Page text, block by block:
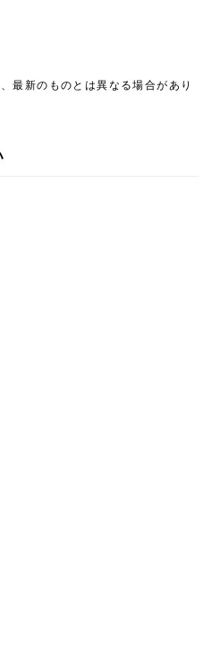
最新のものとは異なる場合があり